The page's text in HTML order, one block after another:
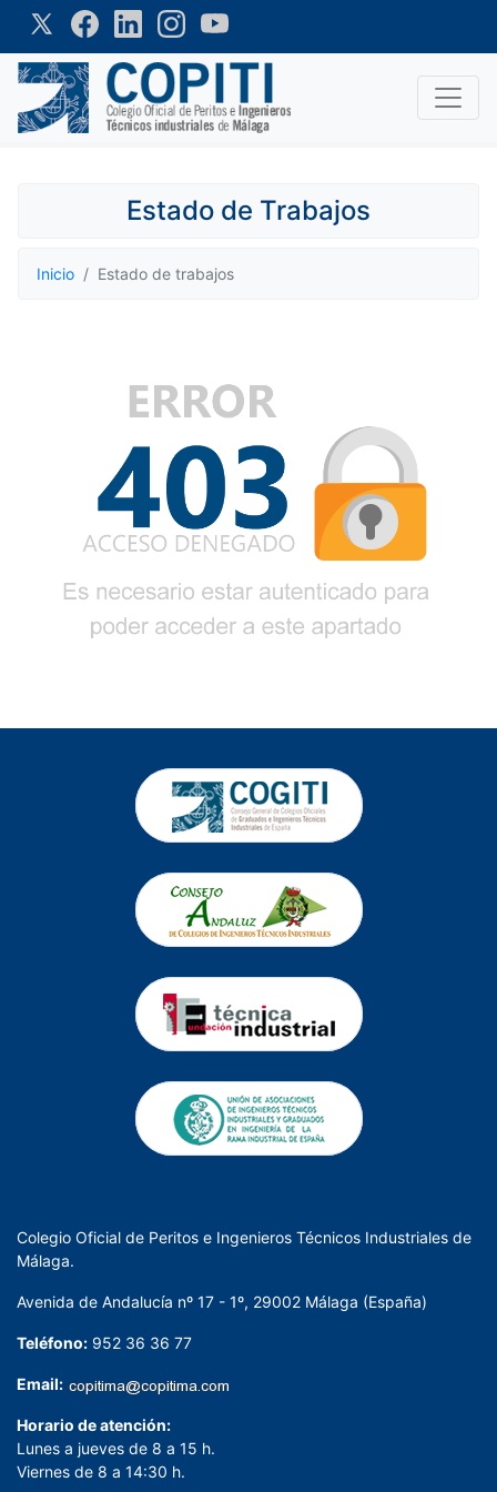
Estado de Trabajos
Inicio Estado de trabajos
Colegio Oficial de Peritos e Ingenieros Técnicos Industriales de
Málaga.
Avenida de Andalucía nº 17 - 1º, 29002 Málaga (España)
Teléfono: 952 36 36 77
Email:
Horario de atención:
Lunes a jueves de 8 a 15 h.
Viernes de 8 a 14:30 h.